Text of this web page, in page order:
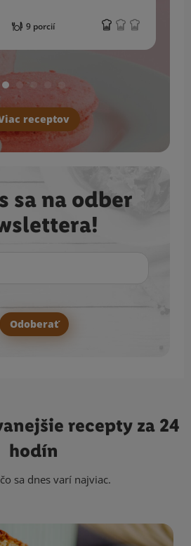
9 porcií
receptov
sa na odber
Odoberať
recepty za 24
hodín
sa dnes varí najviac.